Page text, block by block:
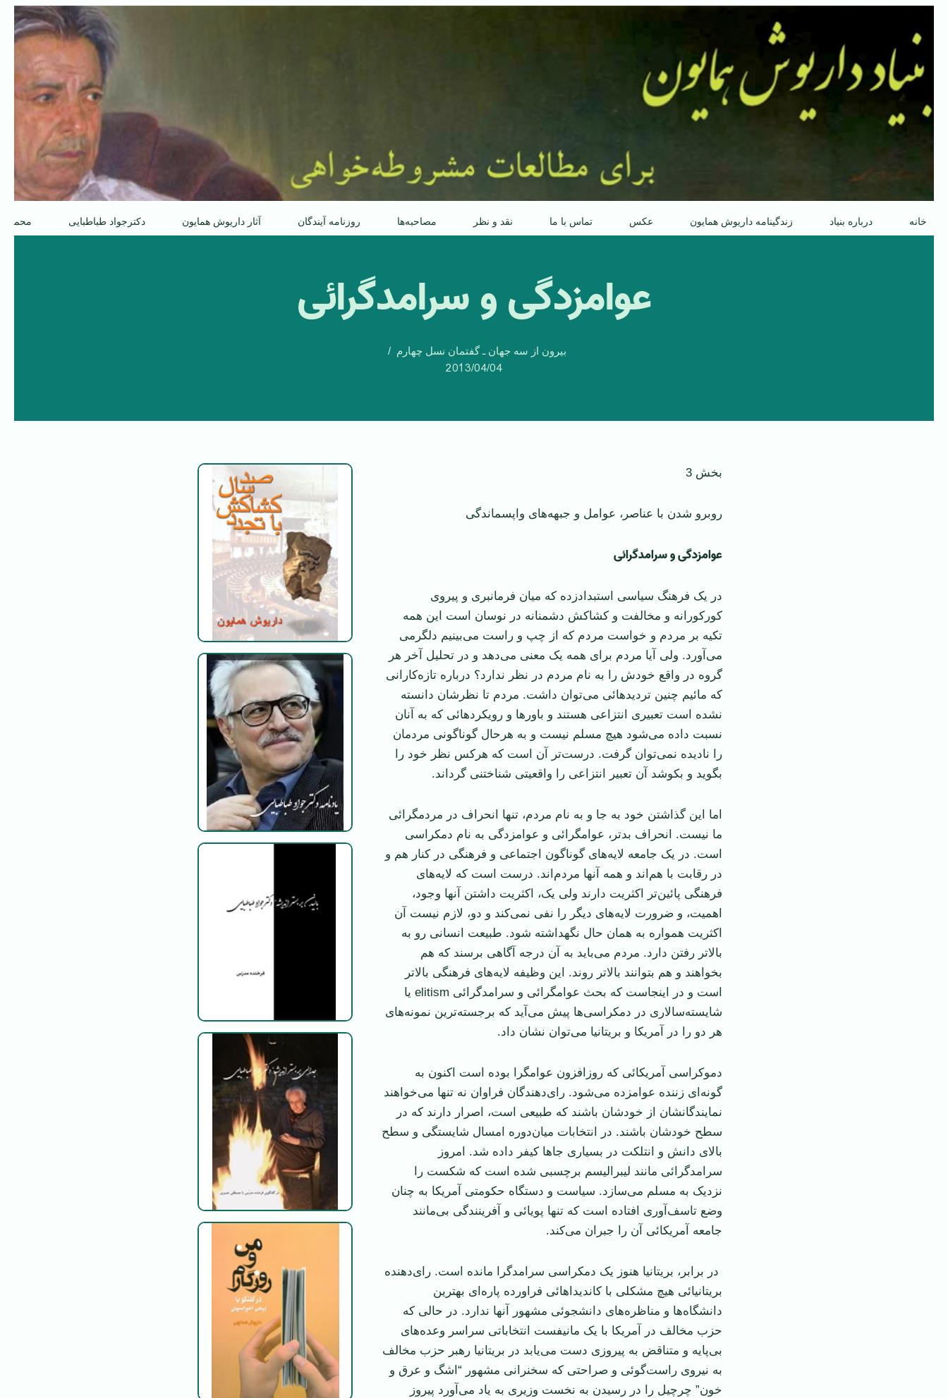
پرش
محتوا
خانه درباره بنیاد زندگینامه داریوش همایون عکس تماس با ما نقد و نظر مصاحبه‌ها روزنامه آیندگان آثار داریوش همایون دکترجواد طباطبایی
عوامزدگی و سرامد‌گرائی
بیرون از سه جهان ـ گفتمان نسل چهارم
2013/04/04
بخش 3
روبرو شدن با عناصر، عوامل و جبهه‌های واپسماندگی
عوامزدگی و سرامد‌گرائی
در یک فرهنگ سیاسی استبداد‌زده که میان فرمانبری و پیروی
کورکورانه و مخالفت و کشاکش دشمنانه در نوسان است این همه
تکیه بر مردم و خواست مردم که از چپ و راست می‌بینیم دلگرمی
می‌آورد. ولی آیا مردم برای همه یک معنی می‌دهد و در تحلیل آخر هر
گروه در واقع خودش را به نام مردم در نظر ندارد؟ درباره تازه‌کارانی
که مائیم چنین تردید‌هائی می‌توان داشت. مردم تا نظرشان دانسته
نشده است تعبیری انتزاعی هستند و باور‌ها و رویکرد‌هائی که به آنان
نسبت داده می‌شود هیچ مسلم نیست و به هرحال گوناگونی مردمان
را نا‌دیده نمی‌توان گرفت. درست‌تر آن است که هرکس نظر خود را
بگوید و بکوشد آن تعبیر انتزاعی را واقعیتی شناختنی گرداند.
اما این گذاشتن خود به جا و به نام مردم، تنها انحراف در مردمگرائی
ما نیست. انحراف بد‌تر، عوامگرائی و عوامزدگی به نام دمکراسی
است. در یک جامعه لایه‌های گوناگون اجتماعی و فرهنگی در کنار هم و
در رقابت با هم‌اند و همه آنها مردم‌اند. درست است که لایه‌های
فرهنگی پائین‌تر اکثریت دارند ولی یک، اکثریت داشتن آنها وجود،
اهمیت، و ضرورت لایه‌های دیگر را نفی نمی‌کند و دو، لازم نیست آن
اکثریت همواره به همان حال نگهداشته شود. طبیعت انسانی رو به
بالا‌تر رفتن دارد. مردم می‌باید به آن درجه آگاهی برسند که هم
بخواهند و هم بتوانند بالا‌تر روند. این وظیفه لایه‌های فرهنگی بالا‌تر
است و در اینجاست که بحث عوامگرائی و سرامد‌گرائی elitism یا
شایسته‌سالاری در دمکراسی‌ها پیش می‌آید که برجسته‌ترین نمونه‌های
هر دو را در آمریکا و بریتانیا می‌توان نشان داد.
دموکراسی آمریکائی که روزافزون عوامگرا بوده است اکنون به
گونه‌ای زننده عوامزده می‌شود. رای‌دهندگان فراوان نه تنها می‌خواهند
نمایندگانشان از خودشان باشند که طبیعی است، اصرار دارند که در
سطح خودشان باشند. در انتخابات میان‌دوره امسال شایستگی و سطح
بالای دانش و انتلکت در بسیاری جا‌ها کیفر داده شد. امروز
سرامدگرائی مانند لیبرالیسم برچسبی شده است که شکست را
نزدیک به مسلم می‌سازد. سیاست و دستگاه حکومتی آمریکا به چنان
وضع تاسف‌آوری افتاده است که تنها پویائی و آفرینندگی بی‌مانند
جامعه آمریکائی آن را جبران می‌کند.
در برابر، بریتانیا هنوز یک دمکراسی سرامد‌گرا مانده است. رای‌دهنده
بریتانیائی هیچ مشکلی با کاندیدا‌هائی فراورده پاره‌ای بهترین
دانشگاه‌ها و مناظره‌های دانشجوئی مشهور آنها ندارد. در حالی که
حزب مخالف در آمریکا با یک مانیفست انتخاباتی سراسر وعده‌های
بی‌پایه و متناقض به پیروزی دست می‌یابد در بریتانیا رهبر حزب مخالف
به نیروی راست‌گوئی و صراحتی که سخنرانی مشهور “اشگ و عرق و
خون” چرچیل را در رسیدن به نخست وزیری به یاد می‌آورد پیروز